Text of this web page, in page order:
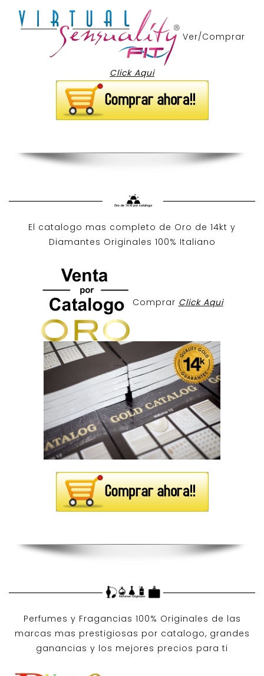
Ver/Comprar
Click Aqui
El catalogo mas completo de Oro de 14kt y
Diamantes Originales 100% Italiano
Comprar Click Aqui
Perfumes y Fragancias 100% Originales de las
marcas mas prestigiosas por catalogo, grandes
ganancias y los mejores precios para ti